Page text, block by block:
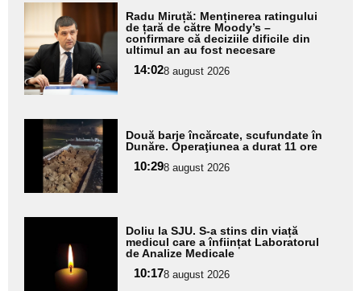
Adaugă
aici textul
pentru
subtitlu
Radu Miruță: Menținerea ratingului
de țară de către Moody’s –
confirmare că deciziile dificile din
ultimul an au fost necesare
14:028 august 2026
Adaugă
aici textul
pentru
subtitlu
Două barje încărcate, scufundate în
Dunăre. Operaţiunea a durat 11 ore
10:298 august 2026
aici textul
pentru
subtitlu
Doliu la SJU. S-a stins din viață
medicul care a înființat Laboratorul
de Analize Medicale
10:178 august 2026